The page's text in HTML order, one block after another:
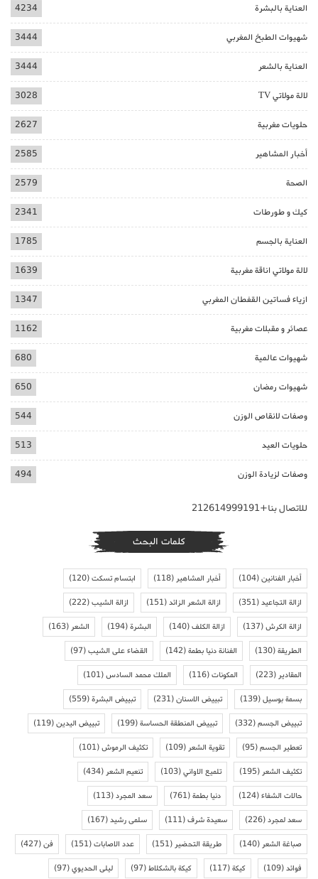
العناية بالبشرة 4234
شهيوات الطبخ المغربي 3444
العناية بالشعر 3444
لالة مولاتي TV 3028
حلويات مغربية 2627
أخبار المشاهير 2585
الصحة 2579
كيك و طورطات 2341
العناية بالجسم 1785
لالة مولاتي اناقة مغربية 1639
ازياء فساتين القفطان المغربي 1347
عصائر و مقبلات مغربية 1162
شهيوات عالمية 680
شهيوات رمضان 650
وصفات لانقاص الوزن 544
حلويات العيد 513
وصفات لزيادة الوزن 494
للاتصال بنا+212614999191
كلمات البحث
أخبار الفنانين(104) أخبار المشاهير(118) ابتسام تسكت(120)
ازالة التجاعيد(351) ازالة الشعر الزائد(151) ازالة الشيب(222)
ازالة الكرش(137) ازالة الكلف(140) البشرة(194) الشعر(163)
الطريقة(130) الفنانة دنيا بطمة(142) القضاء على الشيب(97)
المقادير(223) المكونات(116) الملك محمد السادس(101)
بسمة بوسيل(139) تبييض الاسنان(231) تبييض البشرة(559)
تبييض الجسم(332) تبييض المنطقة الحساسة(199) تبييض اليدين(119)
تعطير الجسم(95) تقوية الشعر(109) تكثيف الرموش(101)
تكثيف الشعر(195) تلميع الاواني(103) تنعيم الشعر(434)
حالات الشفاء(124) دنيا بطمة(761) سعد المجرد(113)
سعد لمجرد(226) سعيدة شرف(111) سلمى رشيد(167)
صباغة الشعر(140) طريقة التحضير(151) عدد الاصابات(151) فن(427)
فوائد(109) كيكة(117) كيكة بالشكلاط(97) ليلى الحديوي(97)